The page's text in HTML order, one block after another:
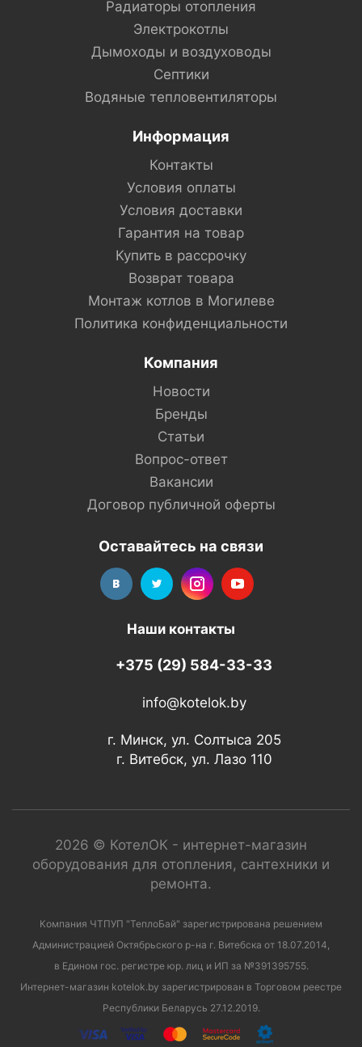
Радиаторы отопления
Электрокотлы
Дымоходы и воздуховоды
Септики
Водяные тепловентиляторы
Информация
Контакты
Условия оплаты
Условия доставки
Гарантия на товар
Купить в рассрочку
Возврат товара
Монтаж котлов в Могилеве
Политика конфиденциальности
Компания
Новости
Бренды
Статьи
Вопрос-ответ
Вакансии
Договор публичной оферты
Оставайтесь на связи
Наши контакты
+375 (29) 584-33-33
info@kotelok.by
г. Минск, ул. Солтыса 205
г. Витебск, ул. Лазо 110
2026 © КотелОК - интернет-магазин
оборудования для отопления, сантехники и
ремонта.
Компания ЧТПУП "ТеплоБай" зарегистрирована решением
Администрацией Октябрьского р-на г. Витебска от 18.07.2014,
в Едином гос. регистре юр. лиц и ИП за №391395755.
Интернет-магазин kotelok.by зарегистрирован в Торговом реестре
Республики Беларусь 27.12.2019.